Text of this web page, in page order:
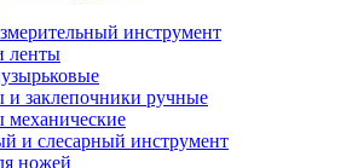
инструмент
ленты
и заклепочники ручные
механические
и слесарный инструмент
ножей